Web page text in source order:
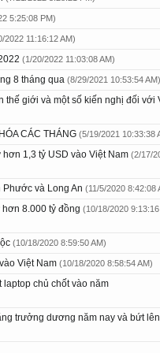
5:25:08 PM)
2022 11:16:12 AM)
(1/20/2022 11:03:08 AM)
8 tháng qua (8/29/2021 10:53:54 AM)
thế giới và một số kiến nghị đối với
CÁC THÁNG (5/19/2021 10:33:38
1,3 tỷ USD vào Việt Nam (2/17/
và Long An (11/5/2020 8:42:08
8.000 tỷ đồng (10/18/2020 9:13:16
(10/18/2020 8:59:50 AM)
Việt Nam (10/18/2020 8:58:54 AM)
laptop chủ chốt vào năm
trưởng dương năm nay và bứt lên